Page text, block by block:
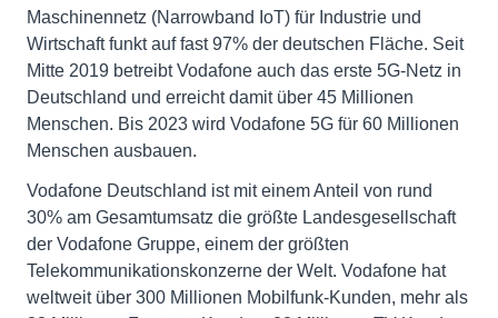
Maschinennetz (Narrowband IoT) für Industrie und
Wirtschaft funkt auf fast 97% der deutschen Fläche. Seit
Mitte 2019 betreibt Vodafone auch das erste 5G-Netz in
Deutschland und erreicht damit über 45 Millionen
Menschen. Bis 2023 wird Vodafone 5G für 60 Millionen
Menschen ausbauen.
Vodafone Deutschland ist mit einem Anteil von rund
30% am Gesamtumsatz die größte Landesgesellschaft
der Vodafone Gruppe, einem der größten
Telekommunikationskonzerne der Welt. Vodafone hat
weltweit über 300 Millionen Mobilfunk-Kunden, mehr als